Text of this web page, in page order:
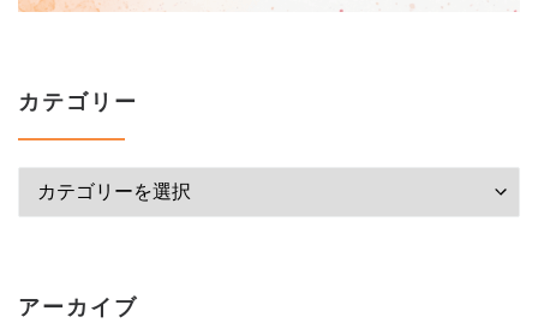
カテゴリー
カテゴリー
アーカイブ